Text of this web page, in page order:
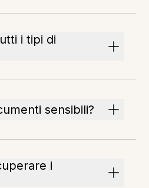
i tipi di
sensibili?
i